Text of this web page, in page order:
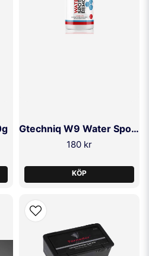
Gtechniq W9 Water Spot Remover
180 kr
KÖP